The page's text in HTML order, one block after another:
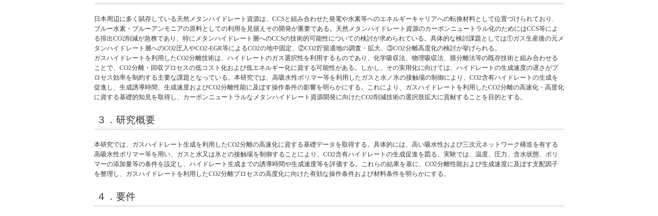
日本周辺に多く賦存している天然メタンハイドレート資源は、CCSと組み合わせた発電や水素等へのエネルギーキャリアへの転換材料として位置づけられており、
ブルー水素・ブルーアンモニアの原料としての利用を見据えその開発が重要である。天然メタンハイドレート資源のカーボンニュートラル化のためにはCCS等によ
る排出CO2削減が急務であり、特にメタンハイドレート層へのCCSの技術的可能性についての検討が求められている。具体的な検討課題としては①ガス生産後の元メ
タンハイドレート層へのCO2圧入やCO2-EGR等によるCO2の地中固定、②CO2貯留適地の調査・拡大、③CO2分離高度化の検討が挙げられる。
ガスハイドレートを利用したCO2分離技術は、ハイドレートのガス選択性を利用するものであり、化学吸収法、物理吸収法、膜分離法等の既存技術と組み合わせる
ことで、CO2分離・回収プロセスの低コスト化および低エネルギー化に資する可能性がある。しかし、その実用化に向けては、ハイドレートの生成速度の遅さがプ
ロセス効率を制約する主要な課題となっている。本研究では、高吸水性ポリマー等を利用したガスと水／氷の接触場の制御により、CO2含有ハイドレートの生成を
促進し、生成誘導時間、生成速度およびCO2分離性能に及ぼす操作条件の影響を明らかにする。これにより、ガスハイドレートを利用したCO2分離の高速化・高度化
に資する基礎的知見を取得し、カーボンニュートラルなメタンハイドレート資源開発に向けたCO2削減技術の選択肢拡大に貢献することを目的とする。
３．研究概要
本研究では、ガスハイドレート生成を利用したCO2分離の高速化に資する基礎データを取得する。具体的には、高い吸水性および三次元ネットワーク構造を有する
高吸水性ポリマー等を用い、ガスと水又は氷との接触場を制御することにより、CO2含有ハイドレートの生成促進を図る。実験では、温度、圧力、含水状態、ポリ
マーの添加量等の条件を設定し、ハイドレート生成までの誘導時間や生成速度等を評価する。これらの結果を基に、CO2分離性能および生成速度に及ぼす支配因子
を整理し、ガスハイドレートを利用したCO2分離プロセスの高度化に向けた有効な操作条件および材料条件を明らかにする。
４．要件